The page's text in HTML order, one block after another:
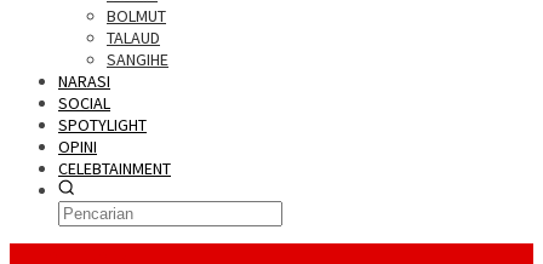
BOLMUT
TALAUD
SANGIHE
NARASI
SOCIAL
SPOTYLIGHT
OPINI
CELEBTAINMENT